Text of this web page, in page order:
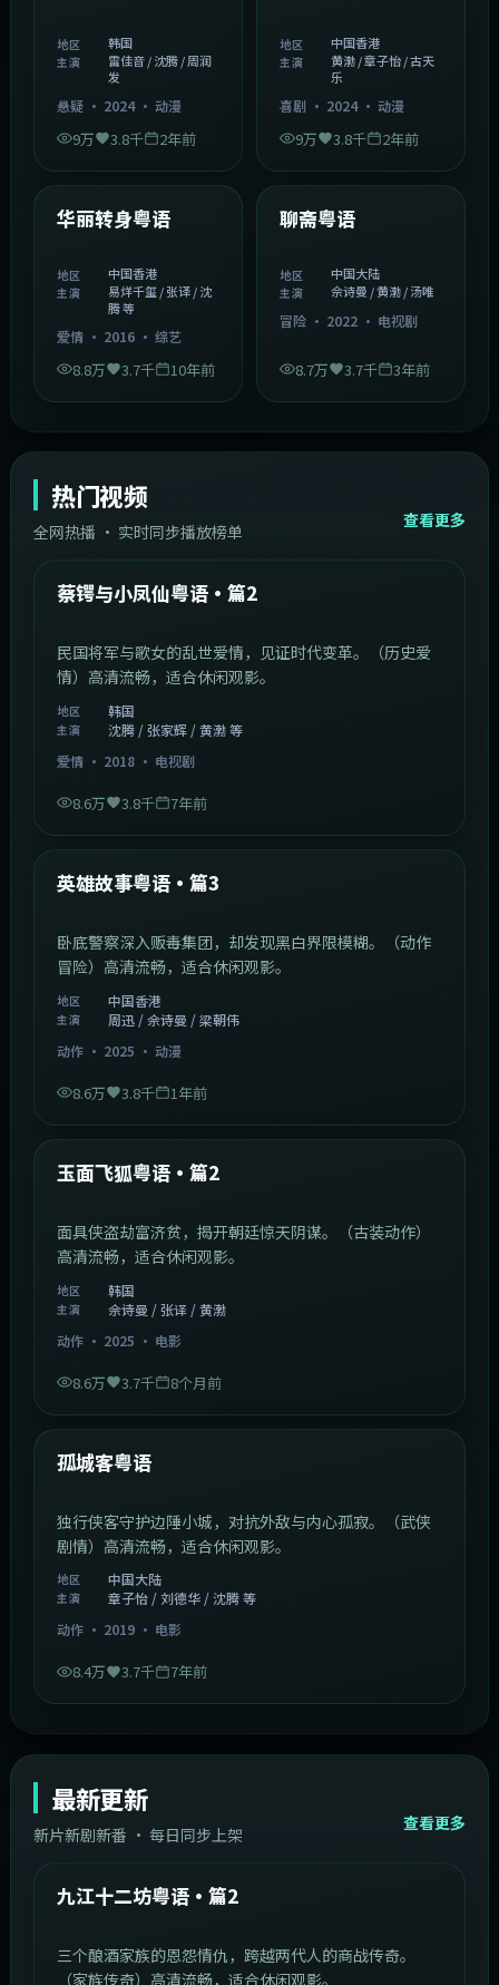
地区 韩国
主演
雷佳音 / 沈腾 / 周润
发
悬疑· 2024· 动漫
9万 3.8千 2年前
地区 中国香港
主演
黄渤 / 章子怡 / 古天
乐
喜剧· 2024· 动漫
9万 3.8千 2年前
精选
华丽转身粤语
地区 中国香港
主演
易烊千玺 / 张译 / 沈
腾 等
爱情· 2016· 综艺
8.8万 3.7千 10年前
精选
聊斋粤语
地区 中国大陆
主演 佘诗曼 / 黄渤 / 汤唯
冒险· 2022· 电视剧
8.7万 3.7千 3年前
热门视频
全网热播 · 实时同步播放榜单
查看更多
热门
韩国 44:14
蔡锷与小凤仙粤语·篇2
民国将军与歌女的乱世爱情，见证时代变革。（历史爱
情）高清流畅，适合休闲观影。
地区 韩国
主演
沈腾 / 张家辉 / 黄渤 等
爱情· 2018· 电视剧
8.6万 3.8千 7年前
热门
英雄故事粤语·篇3
卧底警察深入贩毒集团，却发现黑白界限模糊。（动作
冒险）高清流畅，适合休闲观影。
地区 中国香港
主演
周迅 / 佘诗曼 / 梁朝伟
动作· 2025 · 动漫
8.6万 3.8千 1年前
热门
玉面飞狐粤语·篇2
面具侠盗劫富济贫，揭开朝廷惊天阴谋。（古装动作）
高清流畅，适合休闲观影。
地区 韩国
主演
佘诗曼 / 张译 / 黄渤
动作· 2025 · 电影
8.6万 3.7千 8个月前
热门
孤城客粤语
独行侠客守护边陲小城，对抗外敌与内心孤寂。（武侠
剧情）高清流畅，适合休闲观影。
地区 中国大陆
主演
章子怡 / 刘德华 / 沈腾 等
动作· 2019· 电影
8.4万 3.7千 7年前
最新更新
新片新剧新番 · 每日同步上架
查看更多
最新
中国大陆 1:20:26
九江十二坊粤语·篇2
三个酿酒家族的恩怨情仇，跨越两代人的商战传奇。
（家族传奇）高清流畅，适合休闲观影。